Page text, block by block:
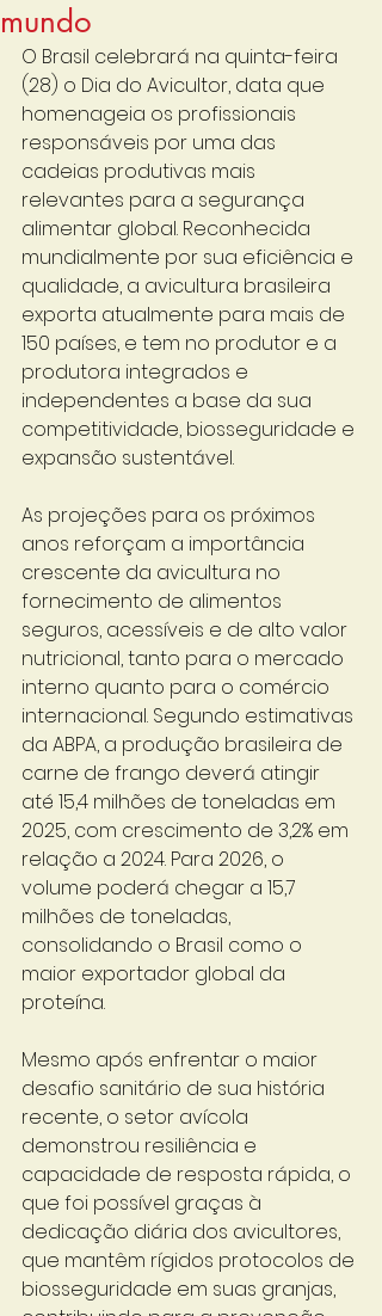
mundo
O Brasil celebrará na quinta-feira
(28) o Dia do Avicultor, data que
homenageia os profissionais
responsáveis por uma das
cadeias produtivas mais
relevantes para a segurança
alimentar global. Reconhecida
mundialmente por sua eficiência e
qualidade, a avicultura brasileira
exporta atualmente para mais de
150 países, e tem no produtor e a
produtora integrados e
independentes a base da sua
competitividade, biosseguridade e
expansão sustentável.
As projeções para os próximos
anos reforçam a importância
crescente da avicultura no
fornecimento de alimentos
seguros, acessíveis e de alto valor
nutricional, tanto para o mercado
interno quanto para o comércio
internacional. Segundo estimativas
da ABPA, a produção brasileira de
carne de frango deverá atingir
até 15,4 milhões de toneladas em
2025, com crescimento de 3,2% em
relação a 2024. Para 2026, o
volume poderá chegar a 15,7
milhões de toneladas,
consolidando o Brasil como o
maior exportador global da
proteína.
Mesmo após enfrentar o maior
desafio sanitário de sua história
recente, o setor avícola
demonstrou resiliência e
capacidade de resposta rápida, o
que foi possível graças à
dedicação diária dos avicultores,
que mantêm rígidos protocolos de
biosseguridade em suas granjas,